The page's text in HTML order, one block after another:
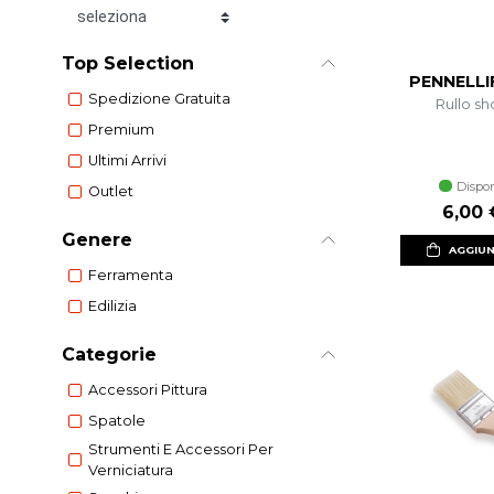
Ordina per
Top Selection
Spedizione Gratuita
Premium
Ultimi Arrivi
Outlet
Genere
Ferramenta
Edilizia
Categorie
Accessori Pittura
Spatole
Strumenti E Accessori Per
Verniciatura
Rullo
6,00